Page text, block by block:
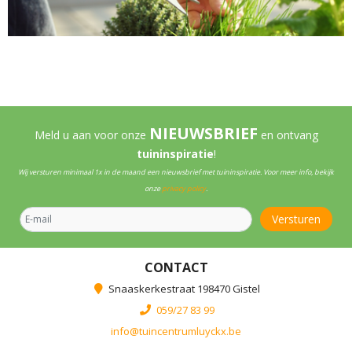
Meld u aan voor onze NIEUWSBRIEF en ontvang
tuininspiratie!
Wij versturen minimaal 1x in de maand een nieuwsbrief met tuininspiratie. Voor meer info, bekijk
onzeprivacy policy.
CONTACT
Snaaskerkestraat 198470 Gistel
059/27 83 99
info@tuincentrumluyckx.be